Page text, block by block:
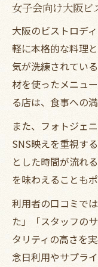
女子会向け大阪ビ
大阪のビストロデ
軽に本格的な料理
気が洗練されてい
材を使ったメニュ
る店は、食事への
また、フォトジェ
SNS映えを重視す
とした時間が流れ
を味わえることもポ
利用者の口コミで
た」「スタッフの
タリティの高さを
念日利用やサプラ